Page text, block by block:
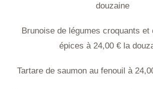
douzaine
Brunoise de légumes croquants et
épices à 24,00 € la
Tartare de saumon au fenouil à